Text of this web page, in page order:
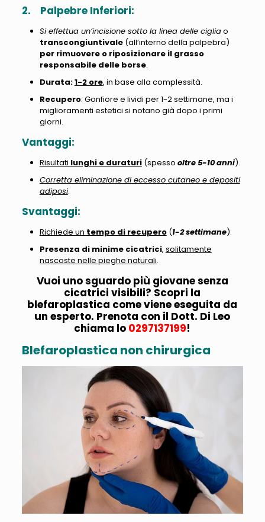
2. Palpebre Inferiori:
Si effettua un’incisione sotto la linea delle cigliao
transcongiuntivale(all’interno della palpebra)
per rimuovere o riposizionare il grasso
responsabile delle borse.
Durata:1-2 ore, in base alla complessità.
Recupero: Gonfiore e lividi per 1-2 settimane, ma i
miglioramenti estetici si notano già dopo i primi
giorni.
Vantaggi:
Risultati lunghi e duraturi(spesso oltre 5-10 anni).
Corretta eliminazione di eccesso cutaneo e depositi
adiposi.
Svantaggi:
Richiede un tempo di recupero(1-2 settimane).
Presenza di minime cicatrici, solitamente
nascoste nelle pieghe naturali.
Vuoi uno sguardo più giovane senza
cicatrici visibili? Scopri la
blefaroplastica come viene eseguita da
un esperto. Prenota con il Dott. Di Leo
chiama lo 0297137199!
Blefaroplastica non chirurgica